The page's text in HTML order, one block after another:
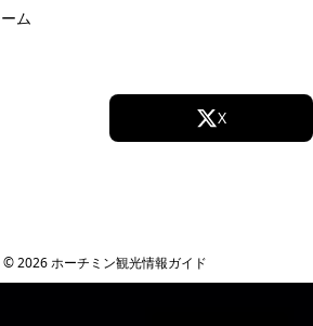
ム
X
© 2026 ホーチミン観光情報ガイド